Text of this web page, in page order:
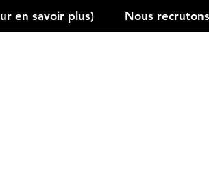
en savoir plus)